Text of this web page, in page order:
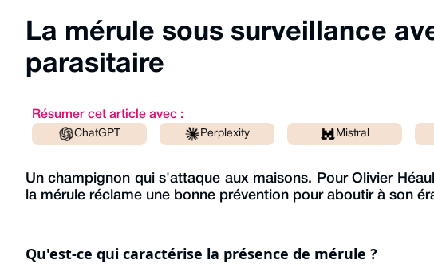
La mérule sous surveillance
parasitaire
Résumer cet article avec :
ChatGPT Perplexity Mistral
Un champignon qui s'attaque aux maisons. Pour Olivier
la mérule réclame une bonne prévention pour aboutir à son
Qu'est-ce qui caractérise la présence de mérule ?